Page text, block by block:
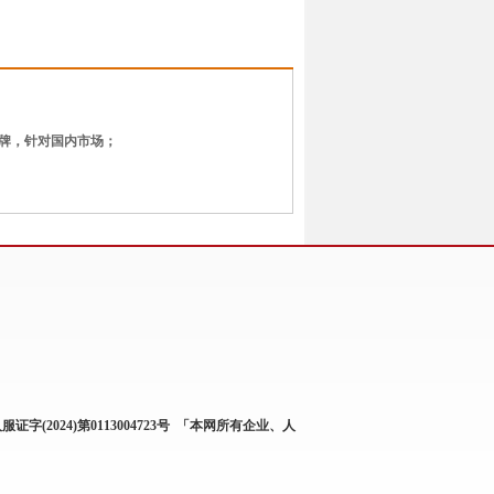
，针对国内市场；
证字(2024)第0113004723号 「本网所有企业、人